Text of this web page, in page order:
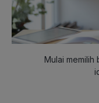
Mulai memilih